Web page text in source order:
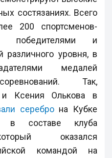
состязаниях. Всего
200 спортсменов-
победителями и
различного уровня, в
медалей
Так,
и Ксения Олькова в
сереброна Кубке
в составе клуба
оказался
командой на